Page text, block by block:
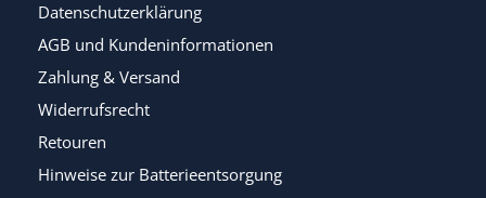
Datenschutzerklärung
AGB und Kundeninformationen
Zahlung & Versand
Widerrufsrecht
Retouren
Hinweise zur Batterieentsorgung